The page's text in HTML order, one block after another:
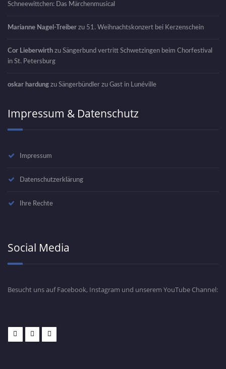
Schneewittchen: Das Märchenmusical
Marianne Nagel-Treiber zu 51. Weihnachtskonzert bei Kerzenschein
Cor Lieberwirth zu Sängerbund vertritt Schwetzingen beim Chorfestival
in St. Petersburg
oskar hardung zu Sängerbündler zu Gast in Lunéville
Impressum & Datenschutz
Impressum
Datenschutzerklärung
Ihre Rechte
Social Media
Besucht uns auf Facebook, Instagram und unserem YouTube Channel: